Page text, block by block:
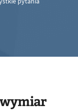
wymiar